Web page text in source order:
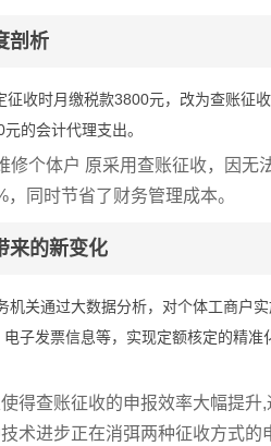
剖析
收时月缴税款3800元，改为查账征
的会计代理支出。
修个体户 原采用查账征收，因
同时节省了财务管理成本。
来的新变化
机关通过大数据分析，对个体工商户
子发票信息等，实现定额核定的精
得查账征收的申报效率大幅提
术进步正在消弭两种征收方式的